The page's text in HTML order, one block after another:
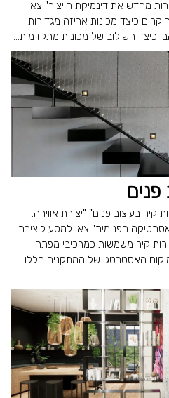
מחדש את דינמיקת הייצור" צאו
כיצד מכונות אריזה מגדירות
כיצד השילוב של מכונות מתקדמות...
פנים
קיר בעיצוב פנים" "יצירת אווירה:
הפנימית" צאו למסע ליצירת
קיר משמשות כמרכיבי מפתח
האסטרטגי של המתקנים הללו